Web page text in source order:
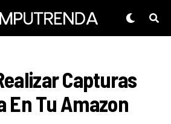
Capturas
En Tu Amazon